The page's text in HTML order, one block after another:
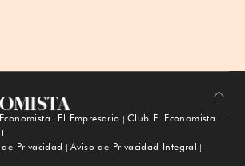
Subir
El Empresario
Club El Economista
Privacidad
Aviso de Privacidad Integral